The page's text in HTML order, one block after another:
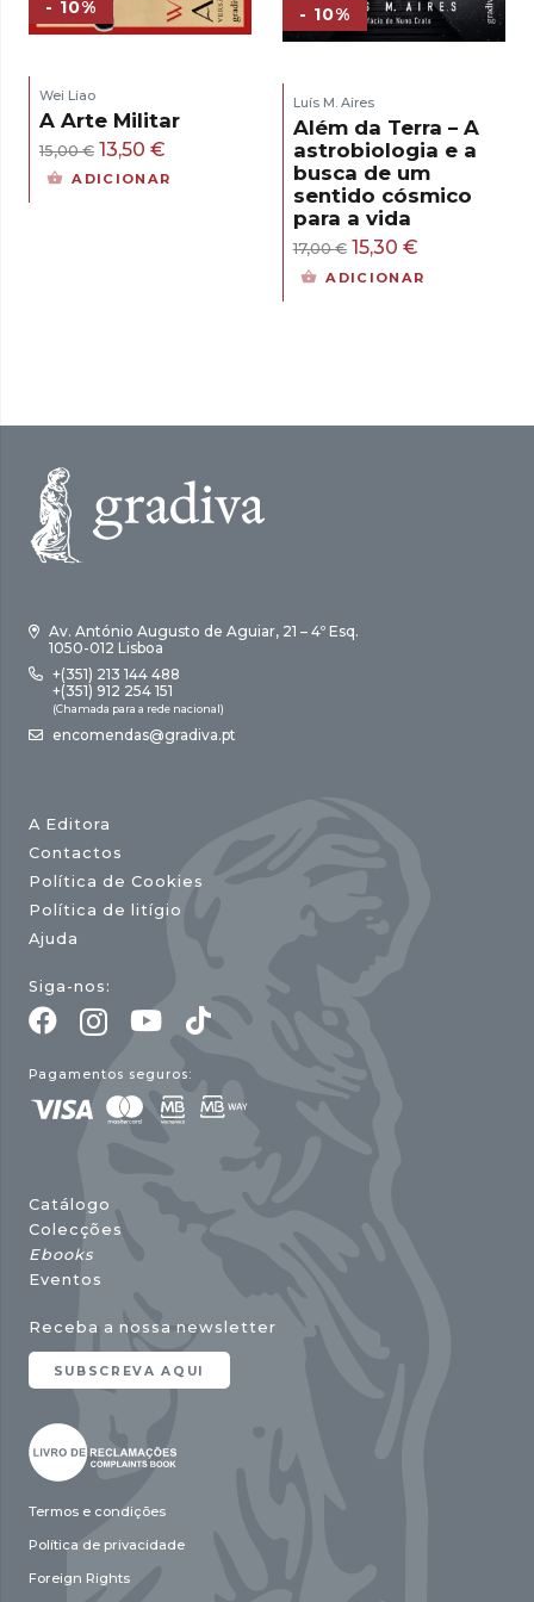
- 10%
Wei Liao
A Arte Militar
15,00€ O
preço
13,50 €
preço
ADICIONAR
- 10%
Luís M. Aires
Além da Terra – A
astrobiologia e a
busca de um
sentido cósmico
para a vida
17,00€ O
preço
15,30 €O
preço
ADICIONAR
Av. António Augusto de Aguiar, 21 – 4º Esq.
1050-012 Lisboa
+(351) 213 144 488
+(351) 912 254 151
(Chamada para a rede nacional)
encomendas@gradiva.pt
A Editora
Contactos
Política de Cookies
Política de litígio
Ajuda
Siga-nos:
Pagamentos seguros:
Catálogo
Colecções
Ebooks
Eventos
Receba a nossa newsletter
SUBSCREVA AQUI
Termos e condições
Política de privacidade
Foreign Rights